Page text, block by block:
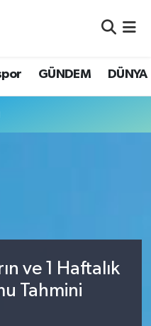
GÜNDEM DÜNYA
ve 1 Haftalık
Tahmini